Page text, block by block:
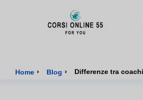
Home › Blog › Differenze tra